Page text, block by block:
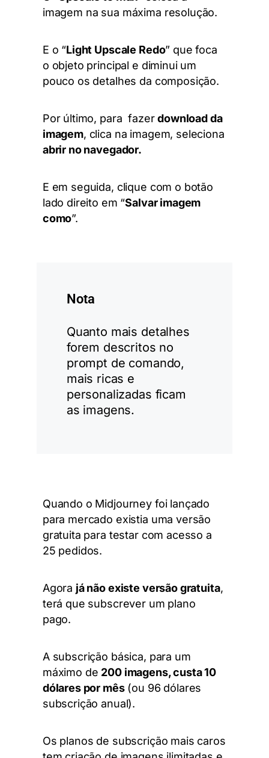
imagem na sua máxima resolução.
E o “Light Upscale Redo” que foca
o objeto principal e diminui um
pouco os detalhes da composição.
Por último, para fazerdownload da
imagem, clica na imagem, seleciona
abrir no navegador.
E em seguida, clique com o botão
lado direito em “Salvar imagem
como”.
Nota
Quanto mais detalhes
forem descritos no
prompt de comando,
mais ricas e
personalizadas ficam
as imagens.
Quando o Midjourney foi lançado
para mercado existia uma versão
gratuita para testar com acesso a
25 pedidos.
Agora já não existe versão gratuita,
terá que subscrever um plano
pago.
A subscrição básica, para um
máximo de 200 imagens, custa 10
dólares por mês(ou 96 dólares
subscrição anual).
Os planos de subscrição mais caros